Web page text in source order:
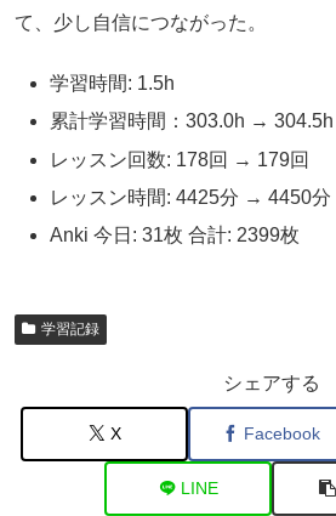
て、少し自信につながった。
学習時間: 1.5h
累計学習時間：303.0h → 304.5h
レッスン回数: 178回 → 179回
レッスン時間: 4425分 → 4450分
Anki 今日: 31枚 合計: 2399枚
学習記録
シェアする
X Facebook
LINE